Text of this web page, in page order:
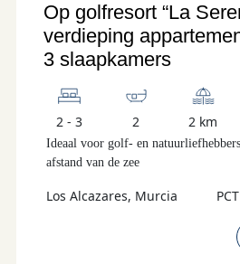
Op golfresort “La
verdieping
3 slaapkamers
2 - 3 2 2 km
Ideaal voor golf- en
afstand van de zee
Los Alcazares, Murcia